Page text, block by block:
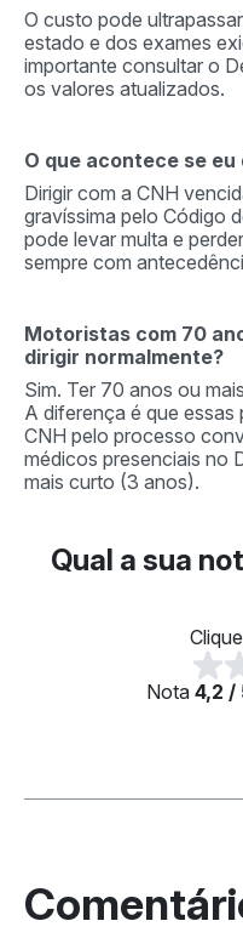
O custo pode
estado e dos exames
importante consultar o
os valores atualizados.
O que acontece se
Dirigir com a CNH
gravíssima pelo Código
pode levar multa e
sempre com
Motoristas com 70
dirigir normalmente?
Sim. Ter 70 anos ou
A diferença é que essas
CNH pelo processo
médicos presenciais no
mais curto (3 anos).
Qual a sua
Nota 4,2 /